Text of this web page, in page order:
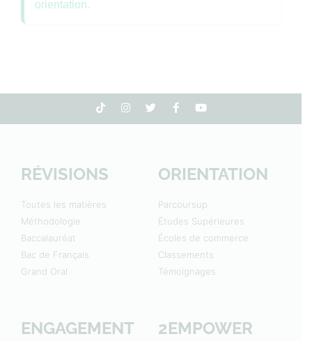
orientation.
RÉVISIONS
Toutes les matières
Méthodologie
Baccalauréat
Bac de Français
Grand Oral
ORIENTATION
Parcoursup
Études Supérieures
Écoles de commerce
Classements
Témoignages
ENGAGEMENT 2EMPOWER